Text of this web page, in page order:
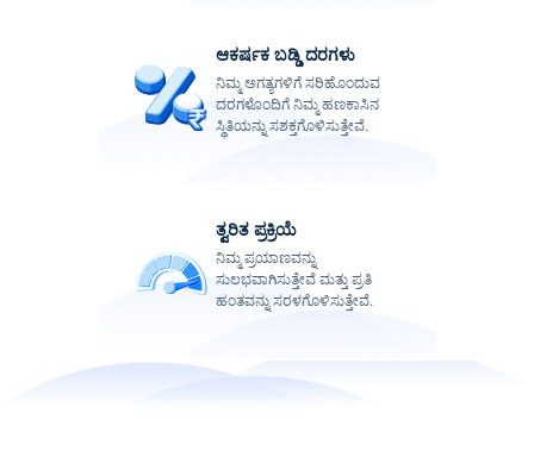
ಆಕರ್ಷಕ ಬಡ್ಡಿ ದರಗಳು
ನಿಮ್ಮ ಅಗತ್ಯಗಳಿಗೆ ಸರಿಹೊಂದುವ
ದರಗಳೊಂದಿಗೆ ನಿಮ್ಮ ಹಣಕಾಸಿನ
ಸ್ಥಿತಿಯನ್ನು ಸಶಕ್ತಗೊಳಿಸುತ್ತೇವೆ.
ತ್ವರಿತ ಪ್ರಕ್ರಿಯೆ
ನಿಮ್ಮ ಪ್ರಯಾಣವನ್ನು
ಸುಲಭವಾಗಿಸುತ್ತೇವೆ ಮತ್ತು ಪ್ರತಿ
ಹಂತವನ್ನು ಸರಳಗೊಳಿಸುತ್ತೇವೆ.